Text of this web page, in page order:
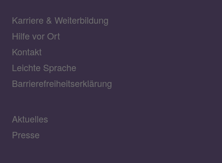
Karriere & Weiterbildung
Hilfe vor Ort
Kontakt
Leichte Sprache
Barrierefreiheitserklärung
Aktuelles
Presse